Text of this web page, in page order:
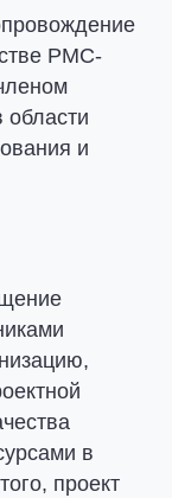
PMC-
области
и
в
проект